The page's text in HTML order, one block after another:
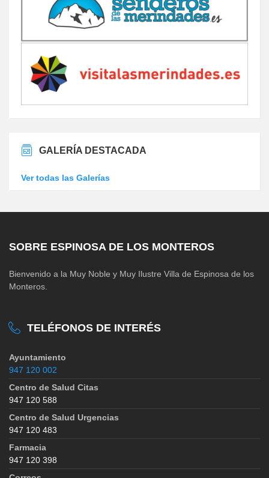
GALERÍA DESTACADA
Ver todas las Galerías
SOBRE ESPINOSA DE LOS MONTEROS
Bienvenido a la Muy Noble y Muy Ilustre Villa de Espinosa de los
Monteros.
TELÉFONOS DE INTERÉS
Ayuntamiento
947 120 002
Centro de Salud Citas
947 120 588
Centro de Salud Urgencias
947 120 483
Farmacia
947 120 398